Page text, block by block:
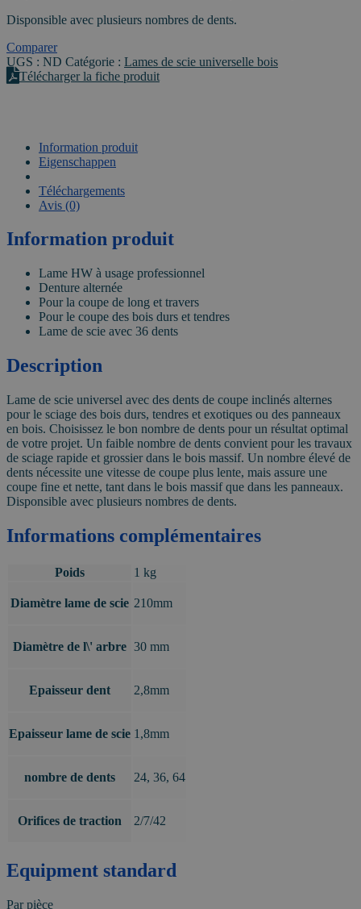
Disponsible avec plusieurs nombres de dents.
Comparer
UGS : ND Catégorie : Lames de scie universelle bois
Télécharger la fiche produit
Information produit
Eigenschappen
Téléchargements
Avis (0)
Information produit
Lame HW à usage professionnel
Denture alternée
Pour la coupe de long et travers
Pour le coupe des bois durs et tendres
Lame de scie avec 36 dents
Description
Lame de scie universel avec des dents de coupe inclinés alternes
pour le sciage des bois durs, tendres et exotiques ou des panneaux
en bois. Choisissez le bon nombre de dents pour un résultat optimal
de votre projet. Un faible nombre de dents convient pour les travaux
de sciage rapide et grossier dans le bois massif. Un nombre élevé de
dents nécessite une vitesse de coupe plus lente, mais assure une
coupe fine et nette, tant dans le bois massif que dans les panneaux.
Disponsible avec plusieurs nombres de dents.
Informations complémentaires
Poids 1 kg
Diamètre lame de scie 210mm
Diamètre de l\' arbre 30 mm
Epaisseur dent 2,8mm
Epaisseur lame de scie 1,8mm
nombre de dents 24, 36, 64
Orifices de traction 2/7/42
Equipment standard
Par pièce